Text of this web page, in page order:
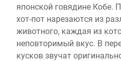
японской говядине Кобе.
хот-пот нарезаются из
животного, каждая из
неповторимый вкус. В
кусков звучат